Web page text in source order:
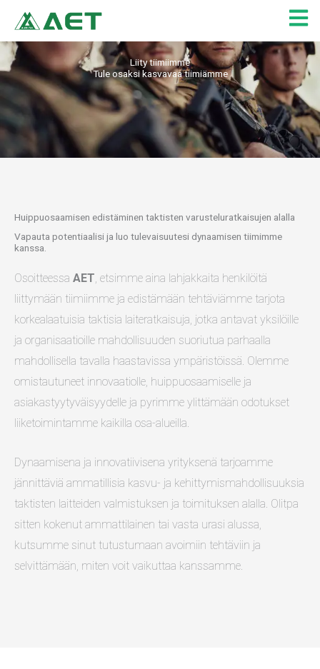
sisältöön
Liity tiimiimme
Tule osaksi kasvavaa tiimiämme
Huippuosaamisen edistäminen taktisten varusteluratkaisujen alalla
Vapauta potentiaalisi ja luo tulevaisuutesi dynaamisen tiimimme
kanssa.
Osoitteessa AET, etsimme aina lahjakkaita henkilöitä
liittymään tiimiimme ja edistämään tehtäviämme tarjota
korkealaatuisia taktisia laiteratkaisuja, jotka antavat yksilöille
ja organisaatioille mahdollisuuden suoriutua parhaalla
mahdollisella tavalla haastavissa ympäristöissä. Olemme
omistautuneet innovaatiolle, huippuosaamiselle ja
asiakastyytyväisyydelle ja pyrimme ylittämään odotukset
liiketoimintamme kaikilla osa-alueilla.
Dynaamisena ja innovatiivisena yrityksenä tarjoamme
jännittäviä ammatillisia kasvu- ja kehittymismahdollisuuksia
taktisten laitteiden valmistuksen ja toimituksen alalla. Olitpa
sitten kokenut ammattilainen tai vasta urasi alussa,
kutsumme sinut tutustumaan avoimiin tehtäviin ja
selvittämään, miten voit vaikuttaa kanssamme.